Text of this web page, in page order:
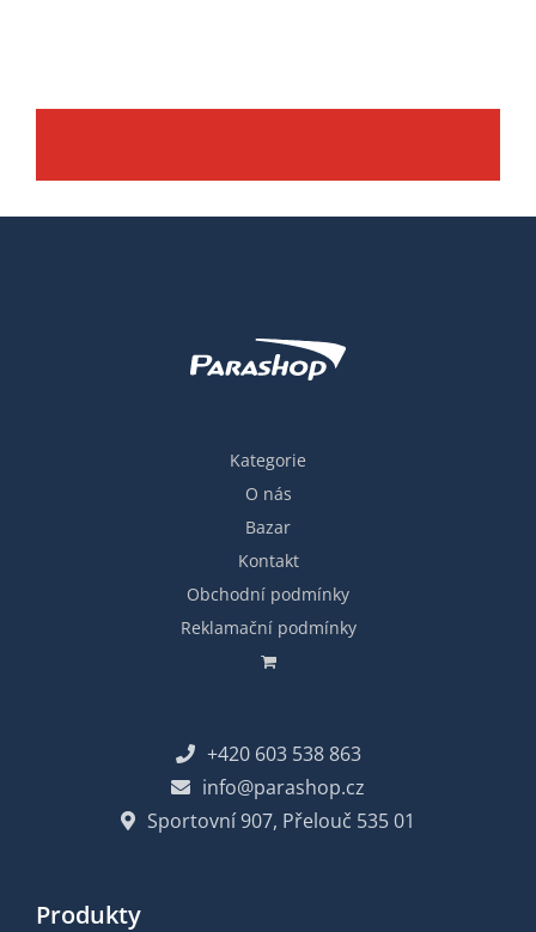
Kategorie
O nás
Bazar
Kontakt
Obchodní podmínky
Reklamační podmínky
+420 603 538 863
info@parashop.cz
Sportovní 907, Přelouč 535 01
Produkty